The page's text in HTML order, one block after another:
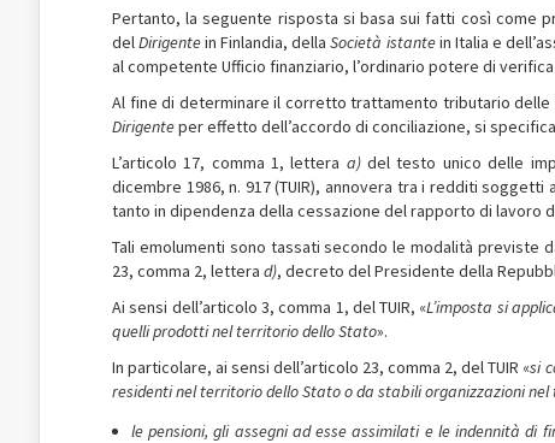
Pertanto, la seguente risposta si basa sui fatti così come
delDirigentein Finlandia, dellaSocietà istantein Italia e
al competente Ufficio finanziario, l’ordinario potere di
Al fine di determinare il corretto trattamento tributario delle
Dirigenteper effetto dell’accordo di conciliazione, si
L’articolo 17, comma 1, lettera a)del testo unico delle
dicembre 1986, n. 917 (TUIR), annovera tra i redditi
tanto in dipendenza della cessazione del rapporto di lavoro
Tali emolumenti sono tassati secondo le modalità previste
23, comma 2, lettera d), decreto del Presidente della
Ai sensi dell’articolo 3, comma 1, del TUIR, «L’imposta si
quelli prodotti nel territorio dello Stato».
In particolare, ai sensi dell’articolo 23, comma 2, del TUIR «si
residenti nel territorio dello Stato o da stabili organizzazioni
le pensioni, gli assegni ad esse assimilati e le indennità di